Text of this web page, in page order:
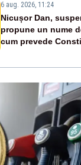
6 aug. 2026, 11:24
Nicușor Dan,
propune un nume
cum prevede